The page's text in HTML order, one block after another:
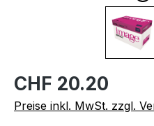
CHF 20.20
Preise inkl. MwSt. zzgl.